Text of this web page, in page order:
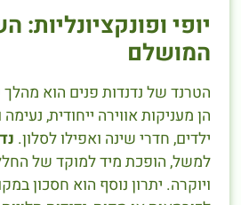
יופי ופונקציונליות:
המושלם
הטרנד של נדנדות פנים הוא מהלך
הן מעניקות אווירה ייחודית,
ילדים, חדרי שינה ואפילו לסלון.
למשל, הופכת מיד למוקד של
ויוקרה. יתרון נוסף הוא חסכון